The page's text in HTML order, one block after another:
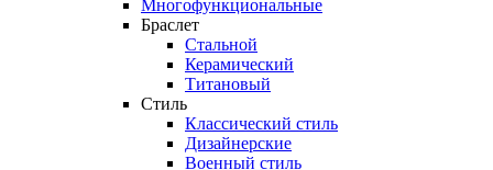
Многофункциональные
Браслет
Стальной
Керамический
Титановый
Стиль
Классический стиль
Дизайнерские
Военный стиль